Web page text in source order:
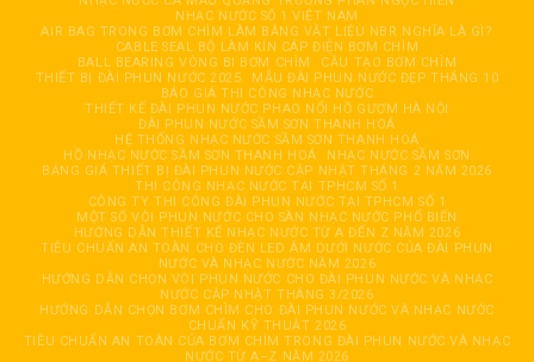
NHẠC NƯỚC SỐ 1 VIỆT NAM
AIR BAG TRONG BƠM CHÌM LÀM BẰNG VẬT LIỆU NBR NGHĨA LÀ GÌ?
CABLE SEAL BỘ LÀM KÍN CÁP ĐIỆN BƠM CHÌM
BALL BEARING VÒNG BI BƠM CHÌM
CẦU TẠO BƠM CHÌM
THIẾT BỊ ĐÀI PHUN NƯỚC 2025
MẪU ĐÀI PHUN NƯỚC ĐẸP THÁNG 10
BÁO GIÁ THI CÔNG NHẠC NƯỚC
THIẾT KẾ ĐÀI PHUN NƯỚC PHAO NỔI HỒ GƯƠM HÀ NỘI
ĐÀI PHUN NƯỚC SẦM SƠN THANH HOÁ
HỆ THỐNG NHẠC NƯỚC SẦM SƠN THANH HOÁ
HỒ NHẠC NƯỚC SẦM SƠN THANH HOÁ
NHẠC NƯỚC SẦM SƠN
BẢNG GIÁ THIẾT BỊ ĐÀI PHUN NƯỚC CẬP NHẬT THÁNG 2 NĂM 2026
THI CÔNG NHẠC NƯỚC TẠI TPHCM SỐ 1
CÔNG TY THI CÔNG ĐÀI PHUN NƯỚC TẠI TPHCM SỐ 1
MỘT SỐ VÒI PHUN NƯỚC CHO SÀN NHẠC NƯỚC PHỔ BIẾN
HƯỚNG DẪN THIẾT KẾ NHẠC NƯỚC TỪ A ĐẾN Z NĂM 2026
TIÊU CHUẨN AN TOÀN CHO ĐÈN LED ÂM DƯỚI NƯỚC CỦA ĐÀI PHUN
NƯỚC VÀ NHẠC NƯỚC NĂM 2026
HƯỚNG DẪN CHỌN VÒI PHUN NƯỚC CHO ĐÀI PHUN NƯỚC VÀ NHẠC
NƯỚC CẬP NHẬT THÁNG 3/2026
HƯỚNG DẪN CHỌN BƠM CHÌM CHO ĐÀI PHUN NƯỚC VÀ NHẠC NƯỚC
CHUẨN KỸ THUẬT 2026
TIÊU CHUẨN AN TOÀN CỦA BƠM CHÌM TRONG ĐÀI PHUN NƯỚC VÀ NHẠC
NƯỚC TỪ A–Z NĂM 2026